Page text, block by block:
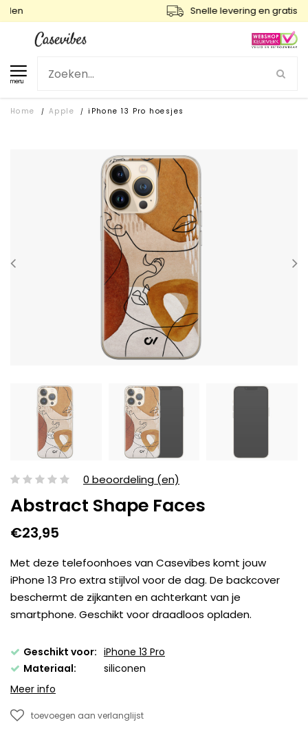
Snelle levering en gratis ruilen
menu
Home / Apple / iPhone 13 Pro hoesjes
0 beoordeling (en)
Abstract Shape Faces
€23,95
Met deze telefoonhoes van Casevibes komt jouw
iPhone 13 Pro extra stijlvol voor de dag. De backcover
beschermt de zijkanten en achterkant van je
smartphone. Geschikt voor draadloos opladen.
Geschikt voor: iPhone 13 Pro
Materiaal:
siliconen
Meer info
toevoegen aan verlanglijst